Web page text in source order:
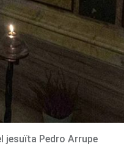
jesuïta Pedro Arrupe